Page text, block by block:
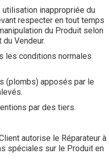
inappropriée du
respecter en tout temps
du Produit selon
Vendeur.
les conditions normales
(plombs) apposés par le
par des tiers.
autorise le Réparateur à
spéciales sur le Produit en